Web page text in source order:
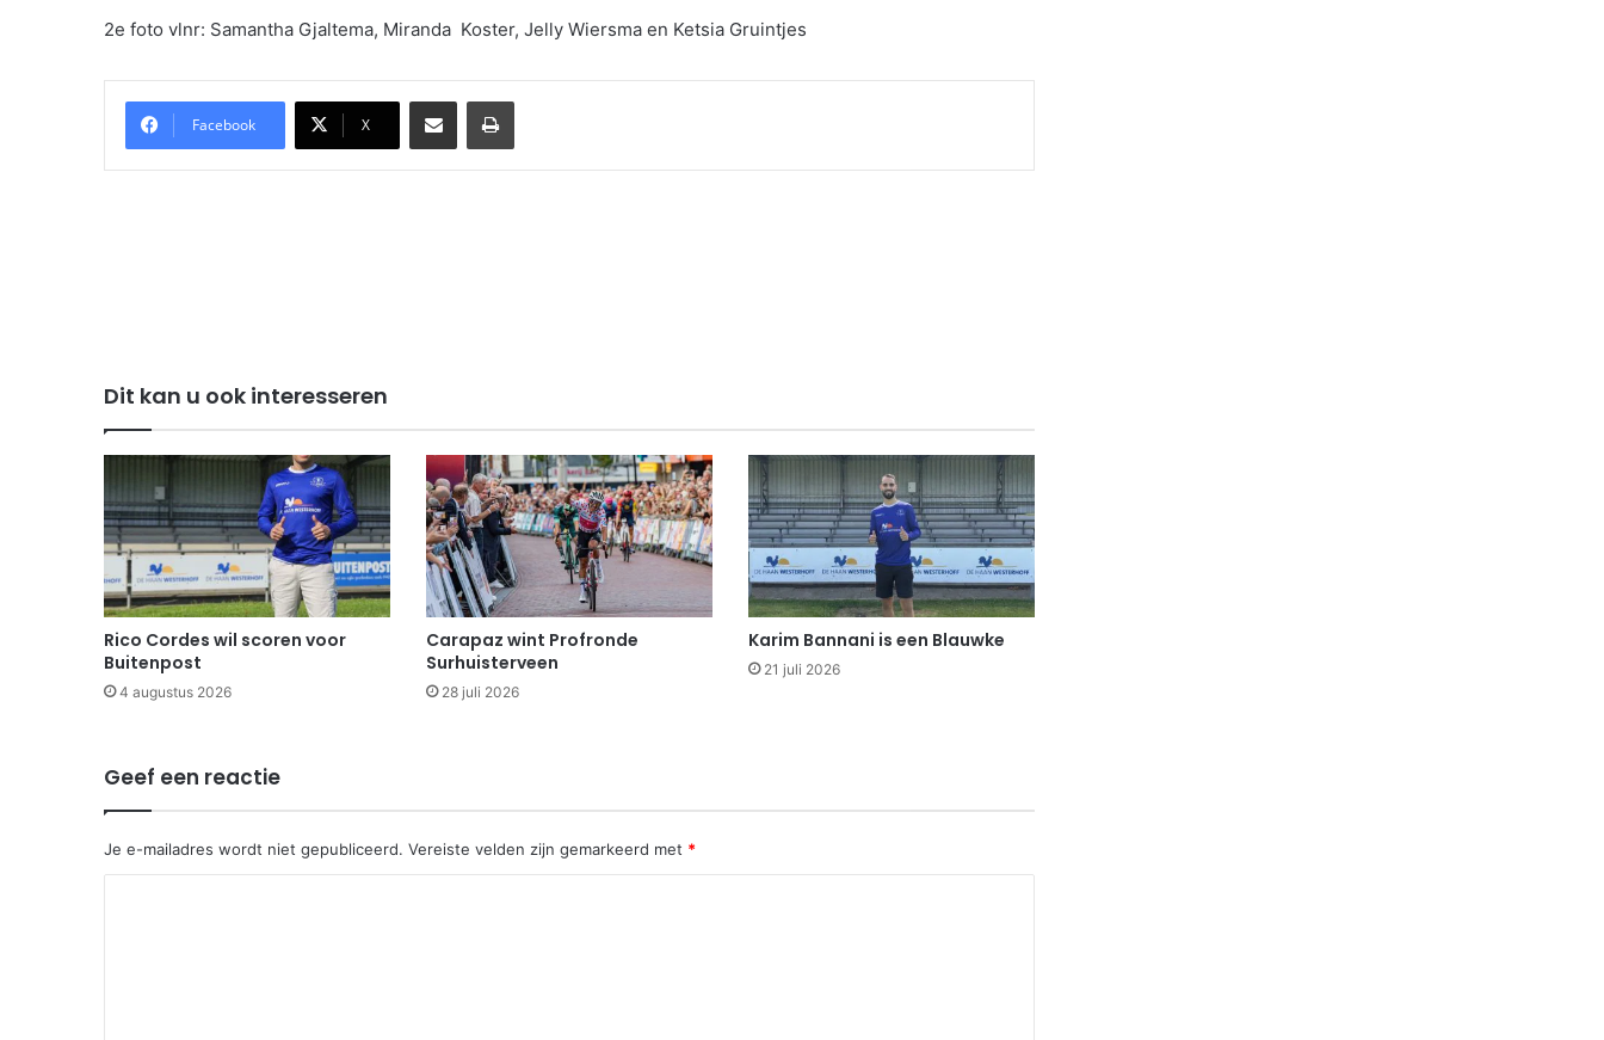
2e foto vlnr: Samantha Gjaltema, Miranda Koster, Jelly Wiersma en Ketsia Gruintjes
Facebook X
Delen via Email Print
Dit kan u ook interesseren
Rico Cordes wil scoren voor
Buitenpost
4 augustus 2026
Carapaz wint Profronde
Surhuisterveen
28 juli 2026
Karim Bannani is een Blauwke
21 juli 2026
Geef een reactie
Je e-mailadres wordt niet gepubliceerd. Vereiste velden zijn gemarkeerd met *